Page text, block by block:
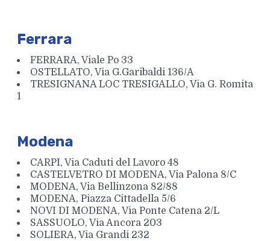
Ferrara
FERRARA, Viale Po 33
OSTELLATO, Via G.Garibaldi 136/A
TRESIGNANA LOC TRESIGALLO, Via G. Romita
1
Modena
CARPI, Via Caduti del Lavoro 48
CASTELVETRO DI MODENA, Via Palona 8/C
MODENA, Via Bellinzona 82/88
MODENA, Piazza Cittadella 5/6
NOVI DI MODENA, Via Ponte Catena 2/L
SASSUOLO, Via Ancora 203
SOLIERA, Via Grandi 232